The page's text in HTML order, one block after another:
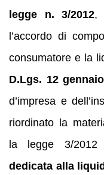
legge n. 3/2012,
l’accordo di
consumatore e la
D.Lgs. 12
d’impresa e
riordinato la
la legge 3/
dedicata alla